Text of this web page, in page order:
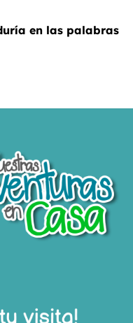
en las palabras